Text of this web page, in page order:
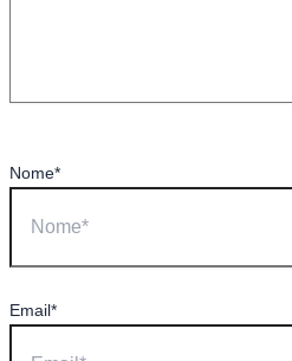
Nome*
Email*